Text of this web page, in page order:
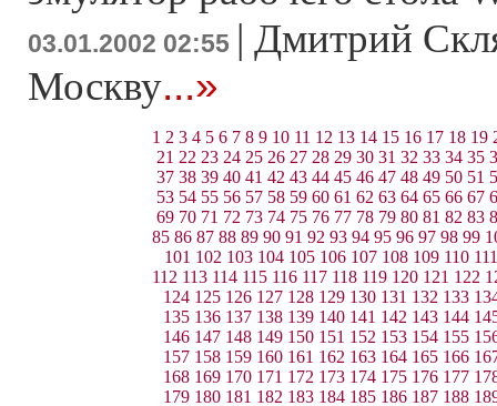
03.01.2002 02:55 | Дмитрий
Москву...»
1 2 3 4 5 6 7 8 9 10 11 12 13 14 15 16 17 18 19
21 22 23 24 25 26 27 28 29 30 31 32 33 34 35
37 38 39 40 41 42 43 44 45 46 47 48 49 50 51
53 54 55 56 57 58 59 60 61 62 63 64 65 66 67
69 70 71 72 73 74 75 76 77 78 79 80 81 82 83
85 86 87 88 89 90 91 92 93 94 95 96 97 98 99
101 102 103 104 105 106 107 108 109 110 111
112 113 114 115 116 117 118 119 120 121 122
124 125 126 127 128 129 130 131 132 133
135 136 137 138 139 140 141 142 143 144
146 147 148 149 150 151 152 153 154 155
157 158 159 160 161 162 163 164 165 166
168 169 170 171 172 173 174 175 176 177
179 180 181 182 183 184 185 186 187 188